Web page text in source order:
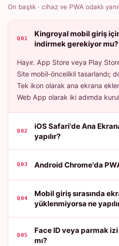
On başlık · cihaz ve PWA odaklı
Q01
Kingroyal mobil giriş
indirmek gerekiyor mu?
Hayır. App Store veya Play
Site mobil-öncelikli tasarlandı;
Tek ikon olarak ana ekrana
Web App olarak iki adımda
Q02
iOS Safari'de Ana
yapılır?
Q03 Android Chrome'da
Q04
Mobil giriş sırasında
yüklenmiyorsa ne
Q05
Face ID veya parmak izi
mı?